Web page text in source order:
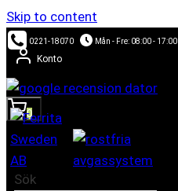
Skip to content
0221-18070 Mån - Fre: 08:00 - 17:00
Konto
0
Sök